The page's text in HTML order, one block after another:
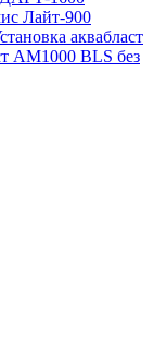
Лайт-900
аквабласт
AM1000 BLS без